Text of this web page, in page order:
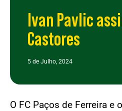
Ivan Pavlic
Castores
5 de Julho, 2024
O FC Paços de Ferreira e